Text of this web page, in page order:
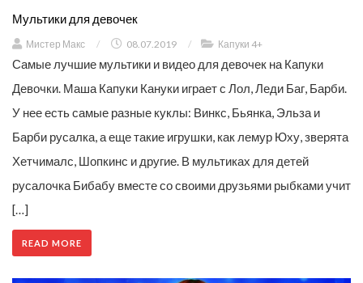
Мультики для девочек
Мистер Макс / 08.07.2019 / Капуки 4+
Самые лучшие мультики и видео для девочек на Капуки
Девочки. Маша Капуки Кануки играет с Лол, Леди Баг, Барби.
У нее есть самые разные куклы: Винкс, Бьянка, Эльза и
Барби русалка, а еще такие игрушки, как лемур Юху, зверята
Хетчималс, Шопкинс и другие. В мультиках для детей
русалочка Бибабу вместе со своими друзьями рыбками учит
[…]
READ MORE